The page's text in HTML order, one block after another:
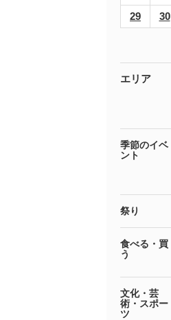
29
30
エリア
季節のイベ
ント
祭り
食べる・買
う
文化・芸
術・スポー
ツ